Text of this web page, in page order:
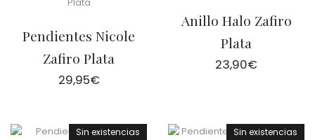
Pendientes Nicole
Zafiro Plata
29,95€
Anillo Halo Zafiro
Plata
23,90€
Sin existencias Sin existencias